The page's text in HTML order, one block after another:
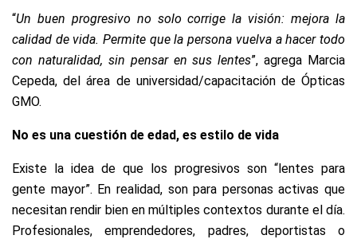
“Un buen progresivo no solo corrige la visión: mejora la
calidad de vida. Permite que la persona vuelva a hacer todo
con naturalidad, sin pensar en sus lentes”, agrega Marcia
Cepeda, del área de universidad/capacitación de Ópticas
GMO.
No es una cuestión de edad, es estilo de vida
Existe la idea de que los progresivos son “lentes para
gente mayor”. En realidad, son para personas activas que
necesitan rendir bien en múltiples contextos durante el día.
Profesionales, emprendedores, padres, deportistas o